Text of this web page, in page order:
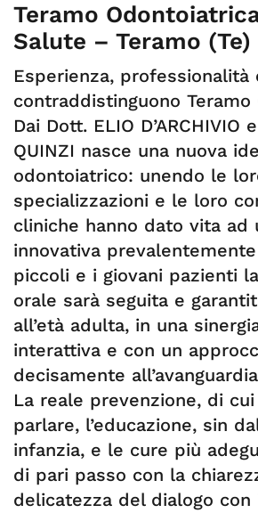
Teramo
Salute – Teramo (Te)
Esperienza, professionalità
contraddistinguono Teramo
Dai Dott. ELIO D’ARCHIVIO
QUINZI nasce una nuova
odontoiatrico: unendo le
specializzazioni e le loro
cliniche hanno dato vita ad
innovativa
piccoli e i giovani pazienti
orale sarà seguita e
all’età adulta, in una
interattiva e con un
decisamente
La reale prevenzione, di
parlare, l’educazione, sin
infanzia, e le cure più
di pari passo con la
delicatezza del dialogo